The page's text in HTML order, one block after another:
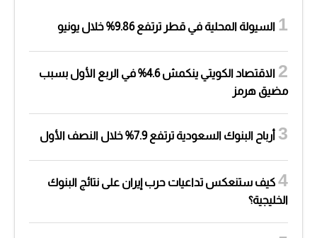
السيولة المحلية في قطر ترتفع 9.86% خلال يونيو
الاقتصاد الكويتي ينكمش 4.6% في الربع الأول بسبب
مضيق هرمز
أرباح البنوك السعودية ترتفع 7.9% خلال النصف الأول
كيف ستنعكس تداعيات حرب إيران على نتائج البنوك
الخليجية؟